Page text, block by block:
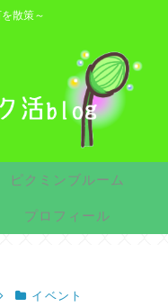
散策～
ピクミンブルーム
プロフィール
イベント